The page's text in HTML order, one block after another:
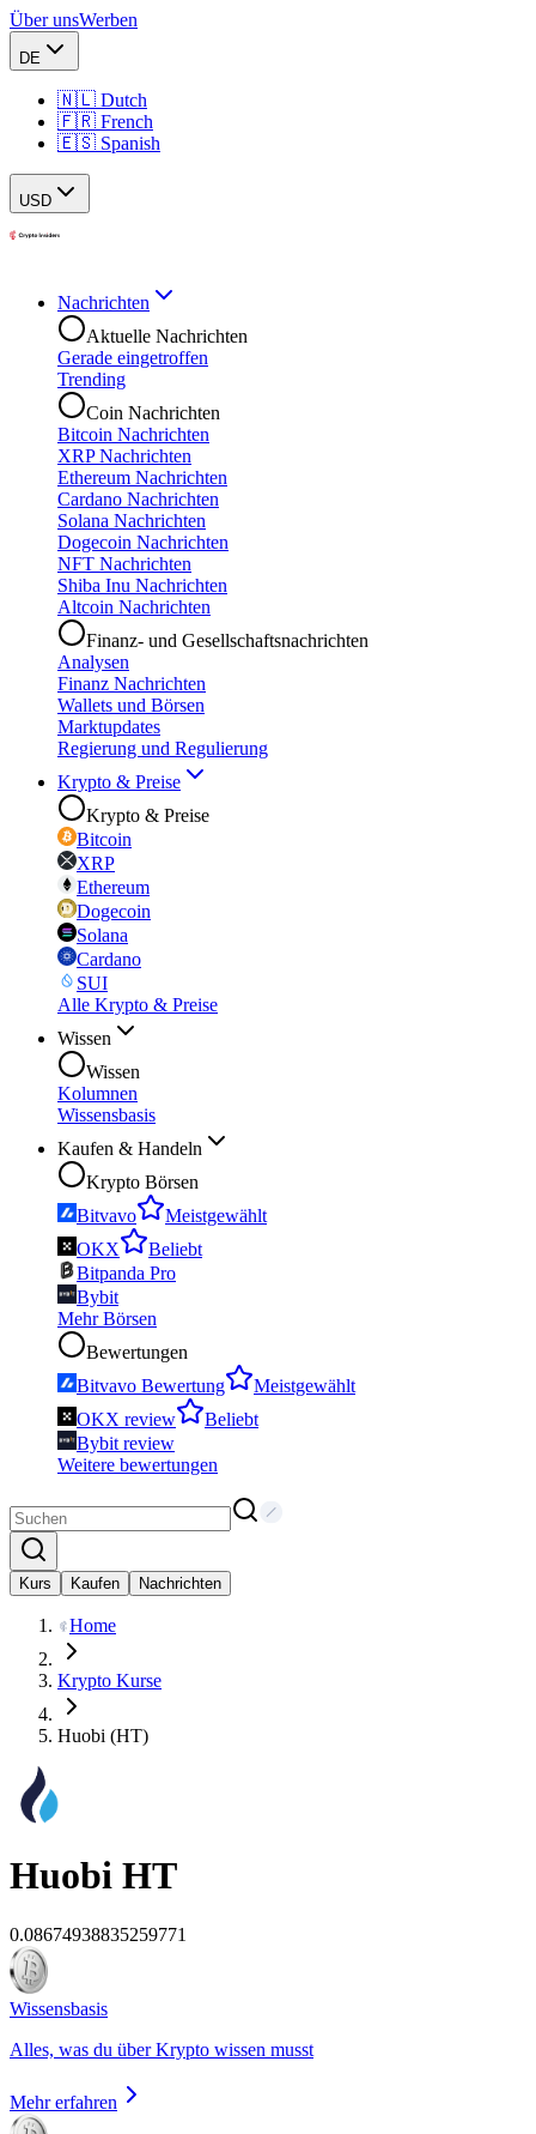
Über unsWerben
DE
🇳🇱 Dutch
🇫🇷 French
🇪🇸 Spanish
USD
Nachrichten
Aktuelle Nachrichten
Gerade eingetroffen
Trending
Coin Nachrichten
Bitcoin Nachrichten
XRP Nachrichten
Ethereum Nachrichten
Cardano Nachrichten
Solana Nachrichten
Dogecoin Nachrichten
NFT Nachrichten
Shiba Inu Nachrichten
Altcoin Nachrichten
Finanz- und Gesellschaftsnachrichten
Analysen
Finanz Nachrichten
Wallets und Börsen
Marktupdates
Regierung und Regulierung
Krypto & Preise
Krypto & Preise
Bitcoin
XRP
Ethereum
Dogecoin
Solana
Cardano
SUI
Alle Krypto & Preise
Wissen
Wissen
Kolumnen
Wissensbasis
Kaufen & Handeln
Krypto Börsen
Bitvavo
Meistgewählt
OKX
Beliebt
Bitpanda Pro
Bybit
Mehr Börsen
Bewertungen
Bitvavo Bewertung
Meistgewählt
OKX review
Beliebt
Bybit review
Weitere bewertungen
Kurs Kaufen Nachrichten
Home
Krypto Kurse
Huobi (HT)
Huobi HT
0.08674938835259771
Wissensbasis
Alles, was du über Krypto wissen musst
Mehr erfahren